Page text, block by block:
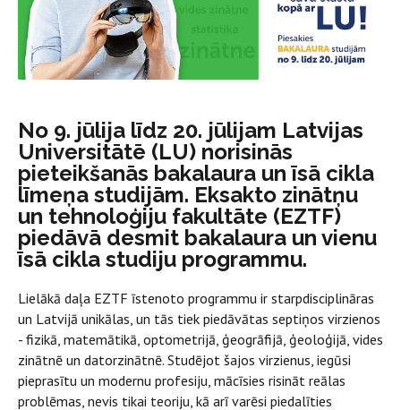
No 9. jūlija līdz 20. jūlijam Latvijas
Universitātē (LU) norisinās
pieteikšanās bakalaura un īsā cikla
līmeņa studijām. Eksakto zinātņu
un tehnoloģiju fakultāte (EZTF)
piedāvā desmit bakalaura un vienu
īsā cikla studiju programmu.
Lielākā daļa EZTF īstenoto programmu ir starpdisciplināras
un Latvijā unikālas, un tās tiek piedāvātas septiņos virzienos
- fizikā, matemātikā, optometrijā, ģeogrāfijā, ģeoloģijā, vides
zinātnē un datorzinātnē. Studējot šajos virzienus, iegūsi
pieprasītu un modernu profesiju, mācīsies risināt reālas
problēmas, nevis tikai teoriju, kā arī varēsi piedalīties